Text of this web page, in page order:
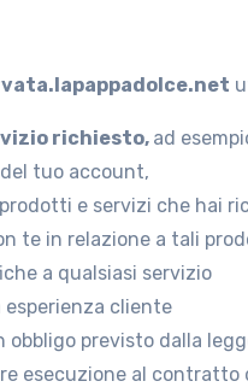
richiesto, ad
tuo account,
e servizi che hai
te in relazione a tali
a qualsiasi servizio
cliente
obbligo previsto dalla
esecuzione al